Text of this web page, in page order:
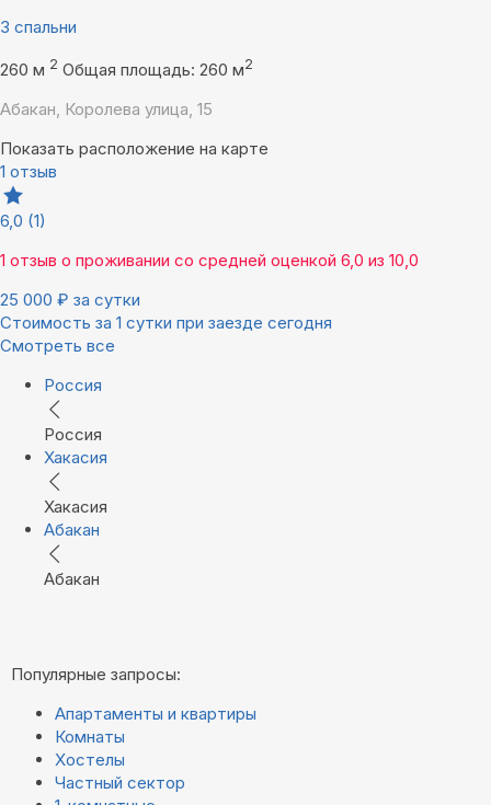
3 спальни
260 м 2 Общая площадь: 260 м2
Абакан, Королева улица, 15
Показать расположение на карте
1 отзыв
6,0 (1)
1 отзыв о проживании со средней оценкой 6,0 из 10,0
25 000 ₽ за сутки
Стоимость за 1 сутки при заезде сегодня
Смотреть все
Россия
Россия
Хакасия
Хакасия
Абакан
Абакан
Популярные запросы:
Апартаменты и квартиры
Комнаты
Хостелы
Частный сектор